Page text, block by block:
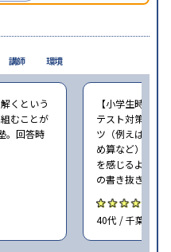
くという
むことが
。回答時
【小学生時の通
テスト対策はし
ツ（例えば国語
め算など）を習
を感じるように
の書き抜きのコ
40代 / 千葉県 女
講師 環境